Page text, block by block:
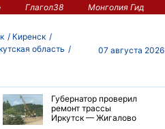
Глагол38 Монголия Гид
Киренск
область
07 августа 2026
Губернатор проверил
ремонт трассы
Иркутск — Жигалово